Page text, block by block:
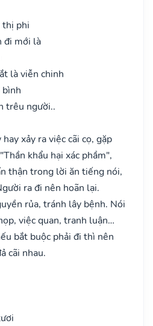
thị phi
đi mới là
là viễn chinh
trêu người..
xảy ra việc cãi cọ, gặp
khẩu hại xác phầm",
thận trong lời ăn tiếng nói,
ra đi nên hoãn lại.
rủa, tránh lây bệnh. Nói
việc quan, tranh luận…
bắt buộc phải đi thì nên
cãi nhau.